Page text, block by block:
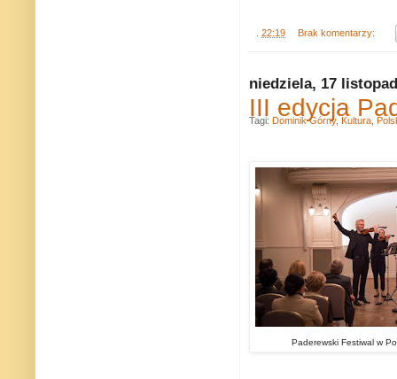
22:19 Brak komentarzy:
niedziela, 17
III edycja
Paderewski Festiwal w
Tagi: Dominik Górny, Kultura